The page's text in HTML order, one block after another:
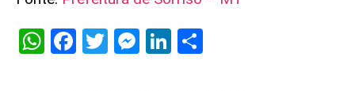
WhatsApp
Facebook
Twitter
Messenger
LinkedIn